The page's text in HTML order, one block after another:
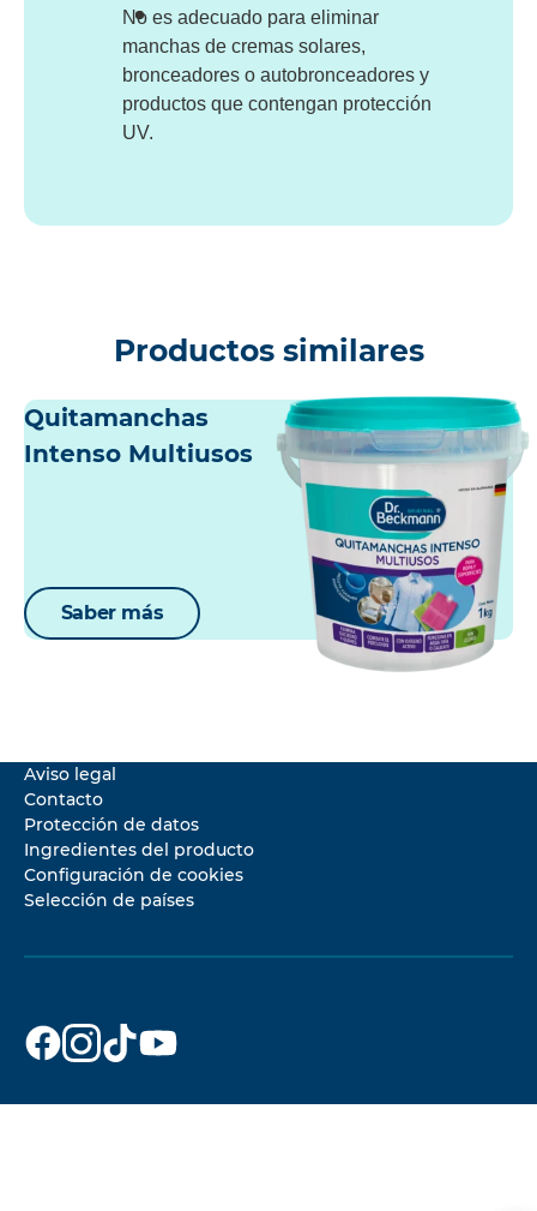
No es adecuado para eliminar
manchas de cremas solares,
bronceadores o autobronceadores y
productos que contengan protección
UV.
Productos similares
Quitamanchas
Intenso Multiusos
Saber más
Aviso legal
Contacto
Protección de datos
Ingredientes del producto
Configuración de cookies
Selección de países
Dr.Beckmann
en
Dr.Beckmann
en
Dr.Beckmann
en